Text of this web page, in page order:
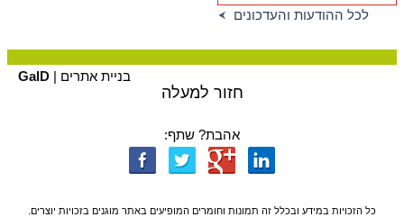
לכל ההודעות והעדכונים
בניית אתרים | GalD
חזור למעלה
אהבת? שתף:
כל הזכויות במידע ובכלל זה תמונות וחומרים המופיעים באתר מוגנים בזכויות יוצרים.